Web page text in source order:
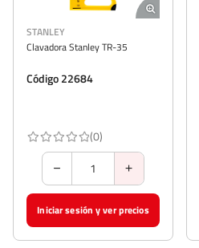
STANLEY
Clavadora Stanley TR-35
Código 22684
(0)
Iniciar sesión y ver precios